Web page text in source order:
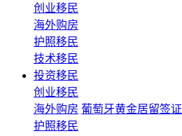
创业移民
海外购房
护照移民
技术移民
投资移民
创业移民
海外购房 葡萄牙黄金居留签证
护照移民